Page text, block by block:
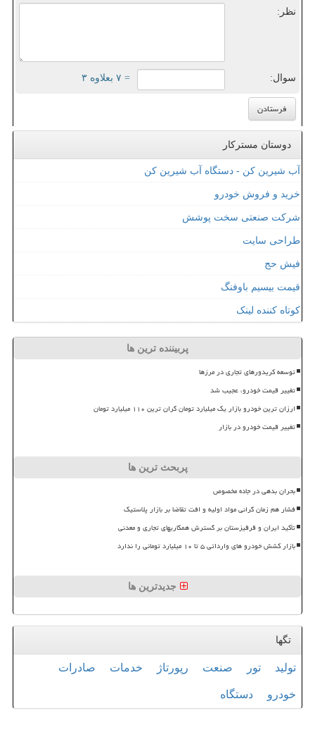
نظر:
سوال: = ۷ بعلاوه ۳
دوستان مسترکار
آب شیرین کن - دستگاه آب شیرین کن
خرید و فروش خودرو
شرکت صنعتی سخت پوشش
طراحی سایت
فیش حج
قیمت بیسیم باوفنگ
کوتاه کننده لینک
پربیننده ترین ها
توسعه کریدورهای تجاری در مرزها
تغییر قیمت خودرو، عجیب شد
ارزان ترین خودرو بازار یک میلیارد تومان گران ترین ۱۱۰ میلیارد تومان
تغییر قیمت خودرو در بازار
پربحث ترین ها
بحران بدهی در جاده مخصوص
فشار هم زمان گرانی مواد اولیه و افت تقاضا بر بازار پلاستیک
تأکید ایران و قرقیزستان بر گسترش همکاریهای تجاری و معدنی
بازار کشش خودرو های وارداتی ۵ تا ۱۰ میلیارد تومانی را ندارد
جدیدترین ها
تگها
تولید تور صنعت رپورتاژ خدمات صادرات
خودرو دستگاه